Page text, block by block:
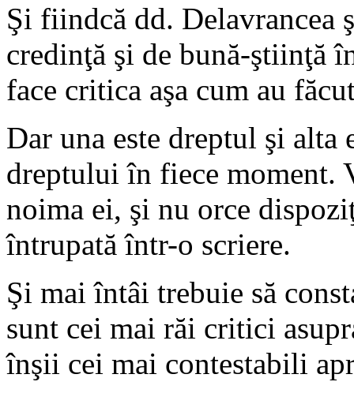
Şi fiindcă dd. Delavrancea
credinţă şi de bună-ştiinţă
face critica aşa cum au
Dar una este dreptul şi
dreptului în fiece moment.
noima ei, şi nu orce
întrupată într-o scriere.
Şi mai întâi trebuie să
sunt cei mai răi critici
înşii cei mai contestabili